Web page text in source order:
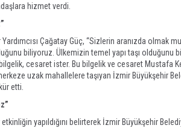
hizmet verdi.
Çağatay Güç, “Sizlerin aranızda olmak
biliyoruz. Ülkemizin temel yapı taşı olduğunu
cesaret ister. Bu bilgelik ve cesaret Mustafa
uzak mahallelere taşıyan İzmir Büyükşehir
etti.
yapıldığını belirterek İzmir Büyükşehir